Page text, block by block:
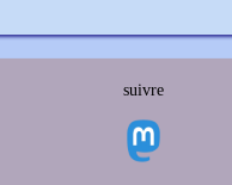
suivre